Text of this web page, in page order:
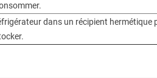
dans un récipient hermétique